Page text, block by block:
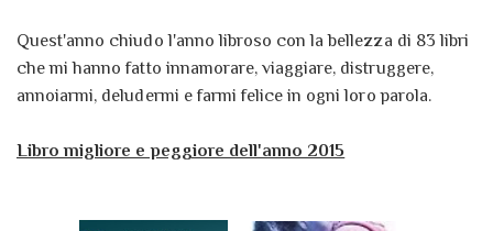
Quest'anno chiudo l'anno libroso con la bellezza di 83 libri
che mi hanno fatto innamorare, viaggiare, distruggere,
annoiarmi, deludermi e farmi felice in ogni loro parola.
Libro migliore e peggiore dell'anno 2015